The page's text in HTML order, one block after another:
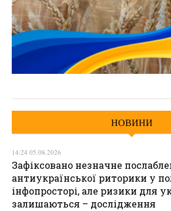
НОВИНИ
14:24 05.08.2026
Зафіксовано незначне
антиукраїнської риторики у
інфопросторі, але ризики для
залишаються – дослідження